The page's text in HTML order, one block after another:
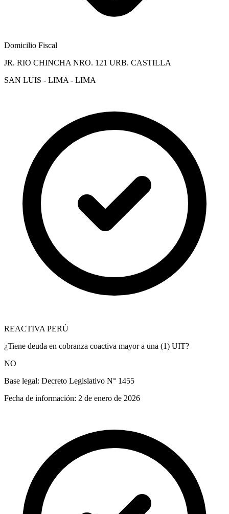
Domicilio Fiscal
JR. RIO CHINCHA NRO. 121 URB. CASTILLA
SAN LUIS - LIMA - LIMA
REACTIVA PERÚ
¿Tiene deuda en cobranza coactiva mayor a una (1) UIT?
NO
Base legal: Decreto Legislativo N° 1455
Fecha de información: 2 de enero de 2026